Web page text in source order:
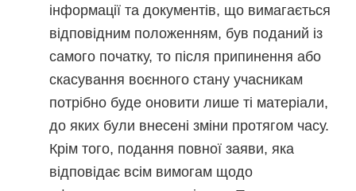
інформації та документів, що вимагається
відповідним положенням, був поданий із
самого початку, то після припинення або
скасування воєнного стану учасникам
потрібно буде оновити лише ті матеріали,
до яких були внесені зміни протягом часу.
Крім того, подання повної заяви, яка
відповідає всім вимогам щодо